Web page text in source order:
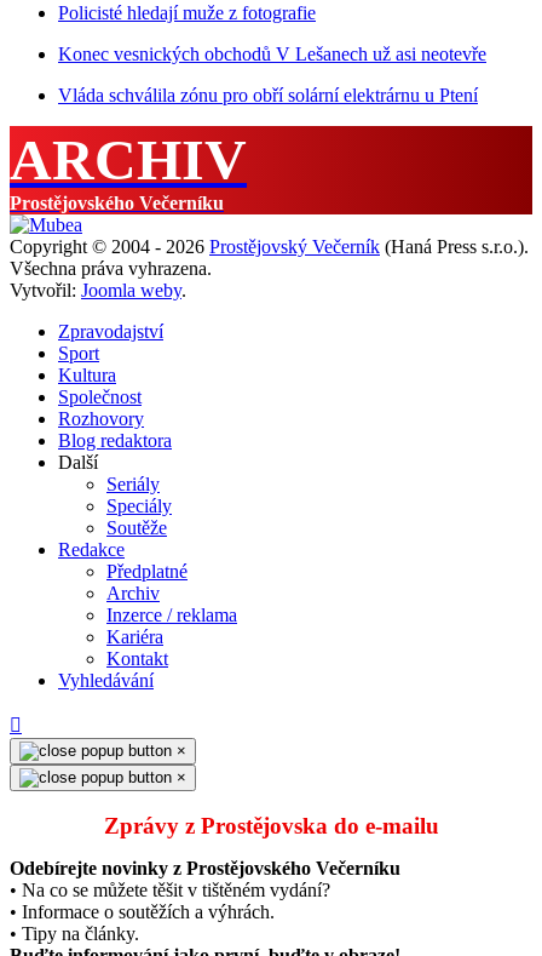
Policisté hledají muže z fotografie
Konec vesnických obchodů V Lešanech už asi neotevře
Vláda schválila zónu pro obří solární elektrárnu u Ptení
ARCHIV
Prostějovského Večerníku
Copyright © 2004 - 2026 Prostějovský Večerník (Haná Press s.r.o.).
Všechna práva vyhrazena.
Vytvořil: Joomla weby.
Zpravodajství
Sport
Kultura
Společnost
Rozhovory
Blog redaktora
Další
Seriály
Speciály
Soutěže
Redakce
Předplatné
Archiv
Inzerce / reklama
Kariéra
Kontakt
Vyhledávání
×
×
Zprávy z Prostějovska do e‑mailu
Odebírejte novinky z Prostějovského Večerníku
• Na co se můžete těšit v tištěném vydání?
• Informace o soutěžích a výhrách.
• Tipy na články.